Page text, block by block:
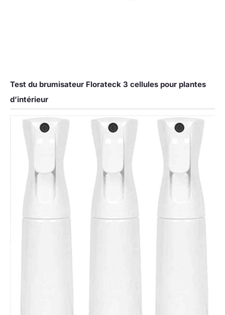
Test du brumisateur Florateck 3 cellules pour plantes
d’intérieur